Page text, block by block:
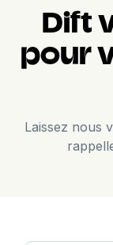
Dift
pour
Laissez nous